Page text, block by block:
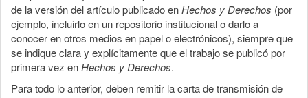
de la versión del artículo publicado enHechos y Derechos (por
ejemplo, incluirlo en un repositorio institucional o darlo a
conocer en otros medios en papel o electrónicos), siempre que
se indique clara y explícitamente que el trabajo se publicó por
primera vez enHechos y Derechos.
Para todo lo anterior, deben remitir la carta de transmisión de